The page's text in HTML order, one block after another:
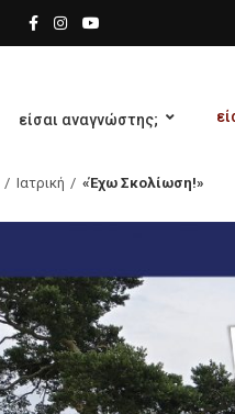
είσαι αναγνώστης;
Ιατρική «Έχω Σκολίωση!»